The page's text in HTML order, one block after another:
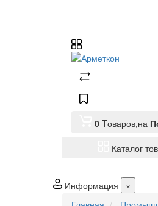
0 Tоваров,на
Каталог
Информация
×